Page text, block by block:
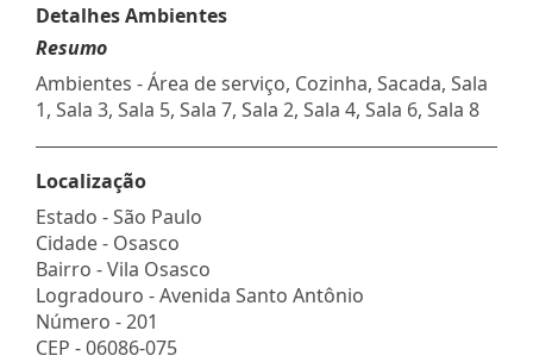
Detalhes Ambientes
Resumo
Ambientes - Área de serviço, Cozinha, Sacada, Sala
1, Sala 3, Sala 5, Sala 7, Sala 2, Sala 4, Sala 6, Sala 8
Localização
Estado -São Paulo
Cidade - Osasco
Bairro -Vila Osasco
Logradouro -Avenida Santo Antônio
Número -201
CEP -06086-075